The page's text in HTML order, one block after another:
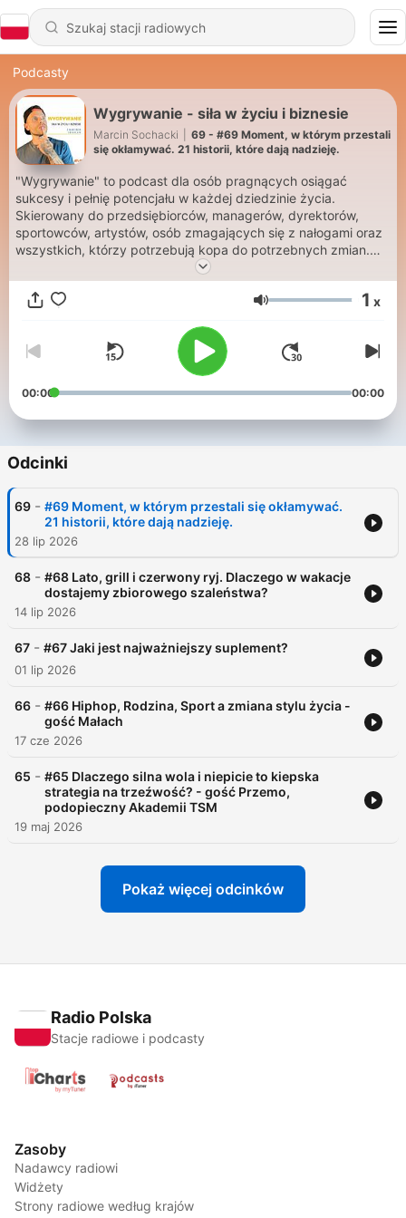
Podcasty
Wygrywanie - siła w życiu i biznesie
Marcin Sochacki
69 - #69 Moment, w którym przestali
się okłamywać. 21 historii, które dają nadzieję.
"Wygrywanie" to podcast dla osób pragnących osiągać
sukcesy i pełnię potencjału w każdej dziedzinie życia.
Skierowany do przedsiębiorców, managerów, dyrektorów,
sportowców, artystów, osób zmagających się z nałogami oraz
wszystkich, którzy potrzebują kopa do potrzebnych zmian.
Uczy jak przekuć nałogi w siłę, zyskać dodatkową wydajność i
klarowność, dzięki DYSCYPLINIE I AKCJI. Każdy odcinek
dostarcza praktycznych wskazówek, sprawdzonych strategii
wersje 2.0 przez codzienne małe zwycięstwa.
Głośność 1 x
00:00 00:00
Odcinki
69 - #69 Moment, w którym przestali się okłamywać.
21 historii, które dają nadzieję.
28 lip 2026
68 - #68 Lato, grill i czerwony ryj. Dlaczego w wakacje
dostajemy zbiorowego szaleństwa?
14 lip 2026
67 - #67 Jaki jest najważniejszy suplement?
01 lip 2026
66 - #66 Hiphop, Rodzina, Sport a zmiana stylu życia -
gość Małach
17 cze 2026
65 - #65 Dlaczego silna wola i niepicie to kiepska
strategia na trzeźwość? - gość Przemo,
podopieczny Akademii TSM
19 maj 2026
Pokaż więcej odcinków
Radio Polska
Stacje radiowe i podcasty
Zasoby
Nadawcy radiowi
Widżety
Strony radiowe według krajów